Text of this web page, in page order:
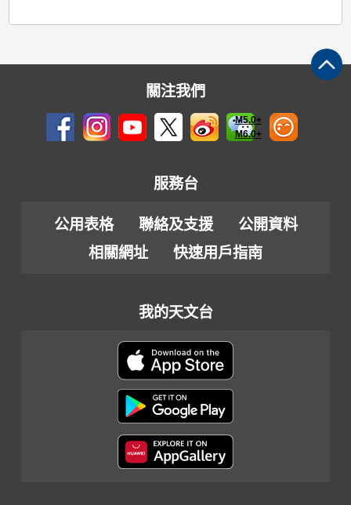
關注我們
M5.0+
M6.0+
服務台
公用表格 聯絡及支援
公開資料
相關網址
快速用戶指南
我的天文台